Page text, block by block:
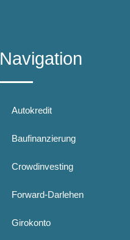
Navigation
Autokredit
Baufinanzierung
Crowdinvesting
Forward-Darlehen
Girokonto